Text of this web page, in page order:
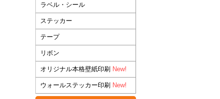
ラベル・シール
ステッカー
テープ
リボン
オリジナル本格壁紙印刷 New!
ウォールステッカー印刷 New!